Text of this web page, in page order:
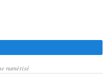
numérisé